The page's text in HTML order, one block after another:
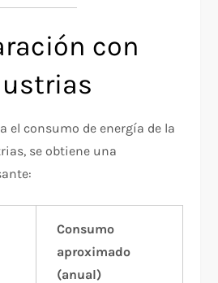
con
el consumo de energía de la
se obtiene una
Consumo
aproximado
(anual)